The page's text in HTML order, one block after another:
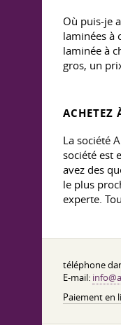
Où puis-je
laminées à
laminée à
gros, un
ACHETEZ
La société
société est
avez des
le plus
experte.
téléphone
E-mail:
Paiement en